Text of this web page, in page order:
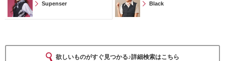
Supenser Black
欲しいものがすぐ見つかる♪詳細検索はこちら